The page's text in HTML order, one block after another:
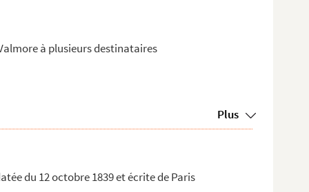
à plusieurs destinataires
Plus
du 12 octobre 1839 et écrite de Paris